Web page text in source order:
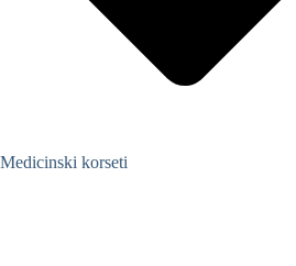
Medicinski korseti